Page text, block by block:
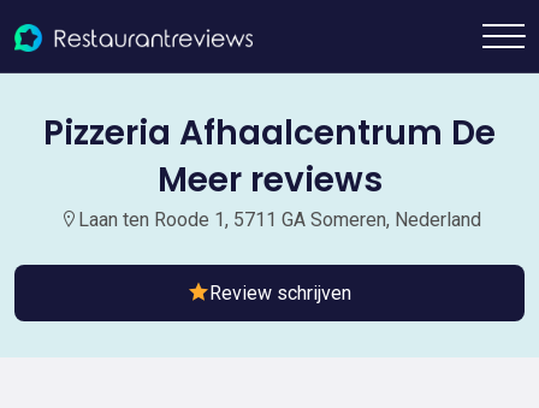
Pizzeria Afhaalcentrum De
Meer reviews
Laan ten Roode 1, 5711 GA Someren, Nederland
Review schrijven